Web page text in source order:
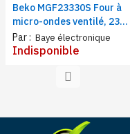
Beko MGF23330S Four à
micro-ondes ventilé, 23
litres, Plateau en verre,
Arrêt automatique,
Par : Baye électronique
Indisponible